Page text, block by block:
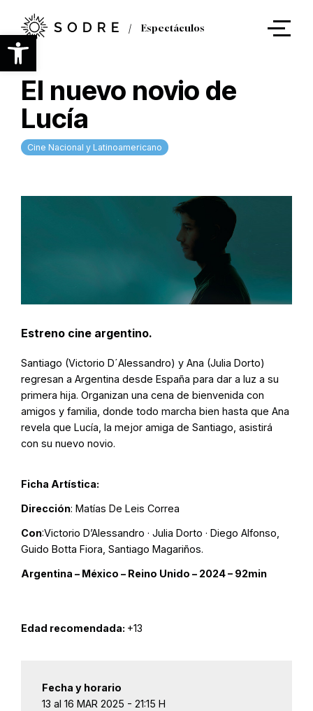
Abrir barra de herramientas
contenido
principal
Espectáculos
El nuevo novio de
Lucía
Cine Nacional y Latinoamericano
Estreno cine argentino.
Santiago (Victorio D´Alessandro) y Ana (Julia Dorto)
regresan a Argentina desde España para dar a luz a su
primera hija. Organizan una cena de bienvenida con
amigos y familia, donde todo marcha bien hasta que Ana
revela que Lucía, la mejor amiga de Santiago, asistirá
con su nuevo novio.
Ficha Artística:
Dirección: Matías De Leis Correa
Con:Victorio D’Alessandro · Julia Dorto · Diego Alfonso,
Guido Botta Fiora, Santiago Magariños.
Argentina – México – Reino Unido – 2024 – 92min
Edad recomendada: +13
Fecha y horario
13 al 16 MAR 2025 - 21:15 H